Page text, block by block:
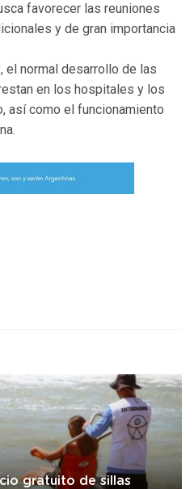
favorecer las reuniones
y de gran importancia
el normal desarrollo de las
en los hospitales y los
así como el funcionamiento
gratuito de sillas